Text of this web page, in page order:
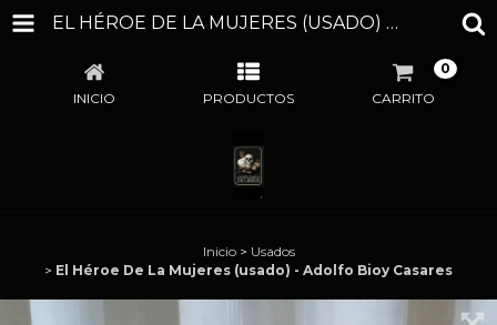
EL HÉROE DE LA MUJERES (USADO) - ADOLFO BIOY CASARES
INICIO PRODUCTOS CARRITO
0
Inicio > Usados
> El Héroe De La Mujeres (usado) - Adolfo Bioy Casares